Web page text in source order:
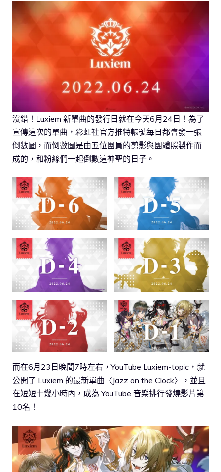
沒錯！Luxiem 新單曲的發行日就在今天6月24日！為了
宣傳這次的單曲，彩虹社官方推特帳號每日都會發一張
倒數圖，而倒數圖是由五位團員的剪影與團體照製作而
成的，和粉絲們一起倒數這神聖的日子。
而在6月23日晚間7時左右，YouTube Luxiem-topic，就
公開了 Luxiem 的最新單曲〈Jazz on the Clock〉，並且
在短短十幾小時內，成為 YouTube 音樂排行發燒影片第
10名！